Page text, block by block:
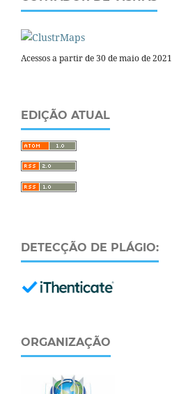
Acessos a partir de 30 de maio de 2021
EDIÇÃO ATUAL
DETECÇÃO DE PLÁGIO:
ORGANIZAÇÃO